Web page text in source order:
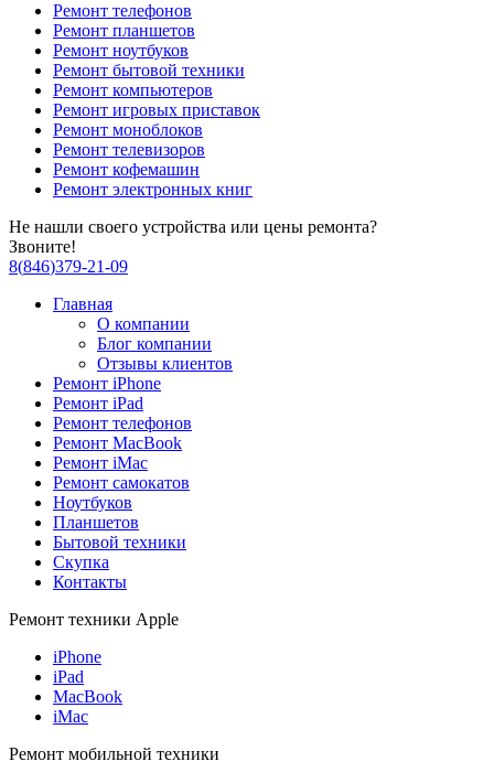
Ремонт телефонов
Ремонт планшетов
Ремонт ноутбуков
Ремонт бытовой техники
Ремонт компьютеров
Ремонт игровых приставок
Ремонт моноблоков
Ремонт телевизоров
Ремонт кофемашин
Ремонт электронных книг
Не нашли своего устройства или цены ремонта?
Звоните!
8(846)379-21-09
Главная
О компании
Блог компании
Отзывы клиентов
Ремонт iPhone
Ремонт iPad
Ремонт телефонов
Ремонт MacBook
Ремонт iMac
Ремонт самокатов
Ноутбуков
Планшетов
Бытовой техники
Скупка
Контакты
Ремонт техники Apple
iPhone
iPad
MacBook
iMac
Ремонт мобильной техники